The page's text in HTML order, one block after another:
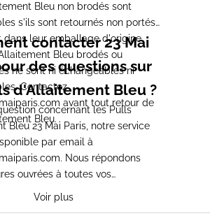
Bleu non brodés sont
s'ils sont retournés non portés,
dans leur emballage d'origine.
Bleu brodés ou
ne sont ni échangeables ni
Contactez
avant tout retour de
Bleu.
contacter 23 Mai
des questions sur
d'Allaitement Bleu ?
concernant les Pulls
Bleu 23 Mai Paris, notre service
par email à
Nous répondons
ouvrées à toutes vos
les Pulls d'Allaitement Bleu.
tailles, choix de la nuance de bleu,
Voir plus